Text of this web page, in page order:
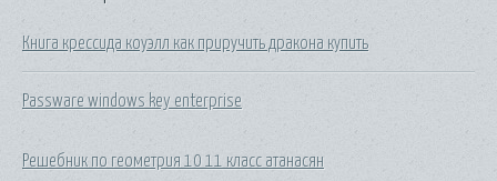
Книга крессида коуэлл как приручить дракона купить
Passware windows key enterprise
Решебник по геометрия 10 11 класс атанасян